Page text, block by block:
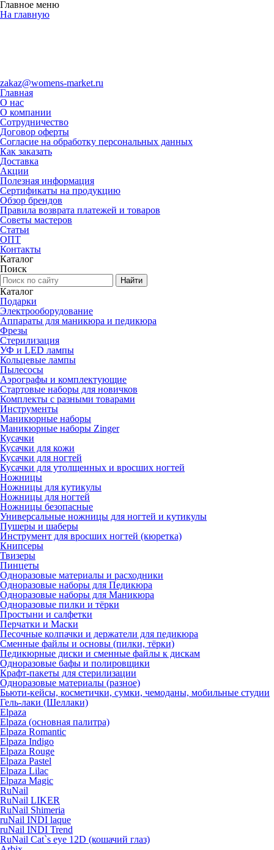
Главное меню
На главную
zakaz@womens-market.ru
Главная
О нас
О компании
Сотрудничество
Договор оферты
Согласие на обработку персональных данных
Как заказать
Доставка
Акции
Полезная информация
Сертификаты на продукцию
Обзор брендов
Правила возврата платежей и товаров
Советы мастеров
Статьи
ОПТ
Контакты
Каталог
Поиск
Каталог
Подарки
Электро­оборудование
Аппараты для маникюра и педикюра
Фрезы
Стерилизация
УФ и LED лампы
Кольцевые лампы
Пылесосы
Аэрографы и комплектующие
Стартовые наборы для новичков
Комплекты с разными товарами
Инструменты
Маникюрные наборы
Маникюрные наборы Zinger
Кусачки
Кусачки для кожи
Кусачки для ногтей
Кусачки для утолщенных и вросших ногтей
Ножницы
Ножницы для кутикулы
Ножницы для ногтей
Ножницы безопасные
Универсальные ножницы для ногтей и кутикулы
Пушеры и шаберы
Инструмент для вросших ногтей (кюретка)
Книпсеры
Твизеры
Пинцеты
Одноразовые материалы и расходники
Одноразовые наборы для Педикюра
Одноразовые наборы для Маникюра
Одноразовые пилки и тёрки
Простыни и салфетки
Перчатки и Маски
Песочные колпачки и держатели для педикюра
Cменные файлы и основы (пилки, тёрки)
Педикюрные диски и сменные файлы к дискам
Одноразовые бафы и полировщики
Крафт-пакеты для стерилизации
Одноразовые материалы (разное)
Бьюти-кейсы, косметички, сумки, чемоданы, мобильные студии
Гель-лаки (Шеллаки)
Elpaza
Elpaza (основная палитра)
Elpaza Romantic
Elpaza Indigo
Elpaza Rouge
Elpaza Pastel
Elpaza Lilac
Elpaza Magic
RuNail
RuNail LIKER
RuNail Shimeria
ruNail INDI laque
ruNail INDI Trend
RuNail Cat`s eye 12D (кошачий глаз)